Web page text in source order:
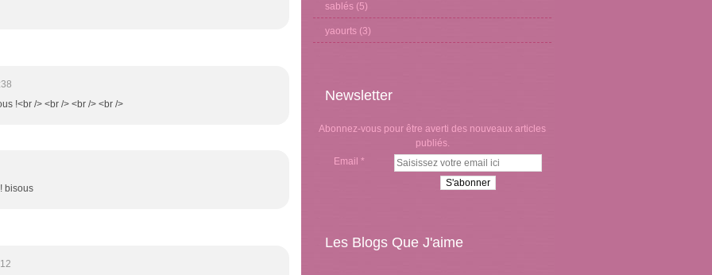
!<br /> <br /> <br /> <br />
bisous
sablés (5)
yaourts (3)
Newsletter
Abonnez-vous pour être averti des nouveaux articles
publiés.
Email
Les Blogs Que J'aime